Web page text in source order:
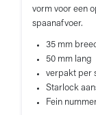
vorm voor een
spaanafvoer.
35 mm
50 mm lang
verpakt per
Starlock
Fein